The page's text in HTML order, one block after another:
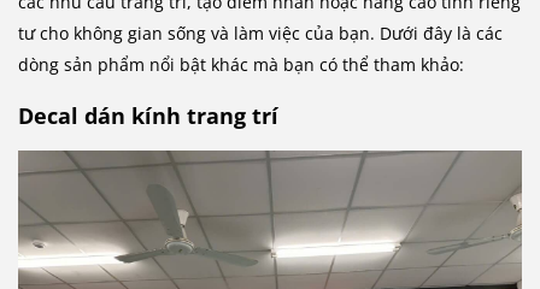
tư cho không gian sống và làm việc của bạn. Dưới đây là các
dòng sản phẩm nổi bật khác mà bạn có thể tham khảo:
Decal dán kính trang trí